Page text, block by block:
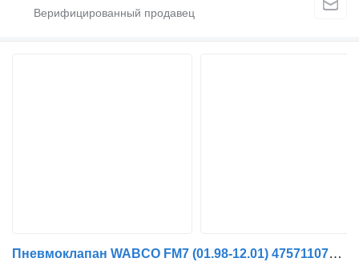
Пневмоклапан WABCO FM7 (01.98-12.01) 4757110740 для тягача Volvo FM7-FM12, FM, FMX (1998-2014)